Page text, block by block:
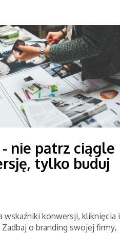
nie patrz ciągle
tylko buduj
wskaźniki konwersji, kliknięcia i
Zadbaj o branding swojej firmy,